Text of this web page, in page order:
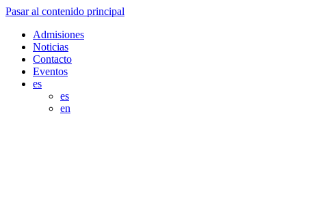
Pasar al contenido principal
Admisiones
Noticias
Contacto
Eventos
es
es
en